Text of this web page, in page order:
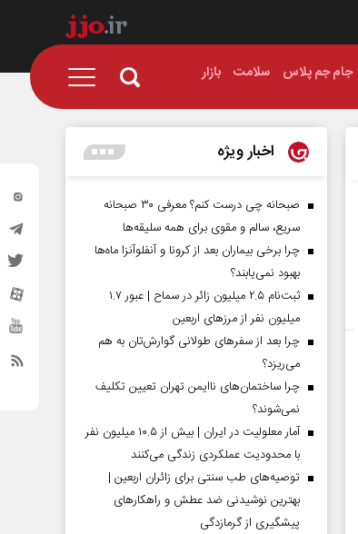
جام جم پلاس سلامت بازار
اخبار ویژه
صبحانه چی درست کنم؟ معرفی ۳۰ صبحانه
سریع، سالم و مقوی برای همه سلیقه‌ها
چرا برخی بیماران بعد از کرونا و آنفلوآنزا ماه‌ها
بهبود نمی‌یابند؟
ثبت‌نام ۲.۵ میلیون زائر در سماح | عبور ۱.۷
میلیون نفر از مرز‌های اربعین
چرا بعد از سفرهای طولانی گوارش‌تان به هم
می‌ریزد؟
چرا ساختمان‌های ناایمن تهران تعیین تکلیف
نمی‌شوند؟
آمار معلولیت در ایران | بیش از ۱۰.۵ میلیون نفر
با محدودیت عملکردی زندگی می‌کنند
توصیه‌های طب سنتی برای زائران اربعین |
بهترین نوشیدنی ضد عطش و راهکارهای
پیشگیری از گرمازدگی